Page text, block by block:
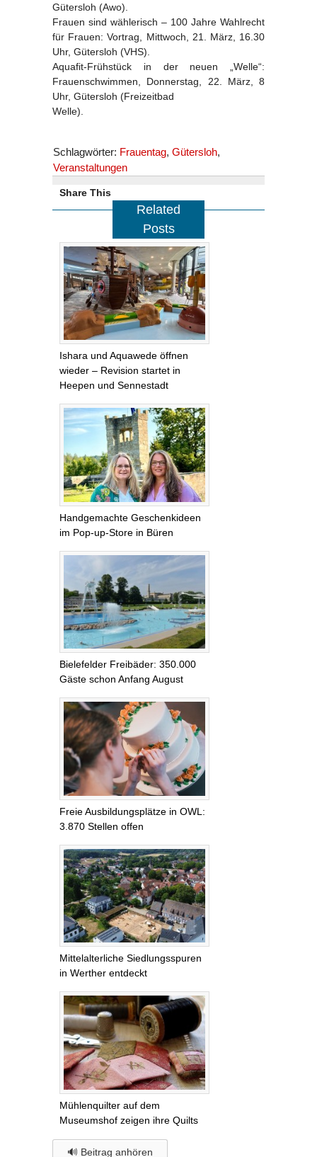
Gütersloh (Awo).
Frauen sind wählerisch – 100 Jahre Wahlrecht
für Frauen: Vortrag, Mittwoch, 21. März, 16.30
Uhr, Gütersloh (VHS).
Aquafit-Frühstück in der neuen „Welle“:
Frauenschwimmen, Donnerstag, 22. März, 8
Uhr, Gütersloh (Freizeitbad
Welle).
Schlagwörter: Frauentag, Gütersloh,
Veranstaltungen
Share This
Related
Posts
Ishara und Aquawede öffnen
wieder – Revision startet in
Heepen und Sennestadt
Handgemachte Geschenkideen
im Pop-up-Store in Büren
Bielefelder Freibäder: 350.000
Gäste schon Anfang August
Freie Ausbildungsplätze in OWL:
3.870 Stellen offen
Mittelalterliche Siedlungsspuren
in Werther entdeckt
Mühlenquilter auf dem
Museumshof zeigen ihre Quilts
🔊 Beitrag anhören